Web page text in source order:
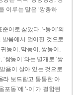
이루는 말은 ‘깡총하
어로 삼았다. ‘-둥이’의
발음에서 멀어진 것으로
둥이, 막둥이, 쌍둥이,
쌍둥이’와는 별개로 ‘쌍
음이 살아 있는 것으로
라 보드랍고 통통한 아
포동’에 ‘-이’가 결합된